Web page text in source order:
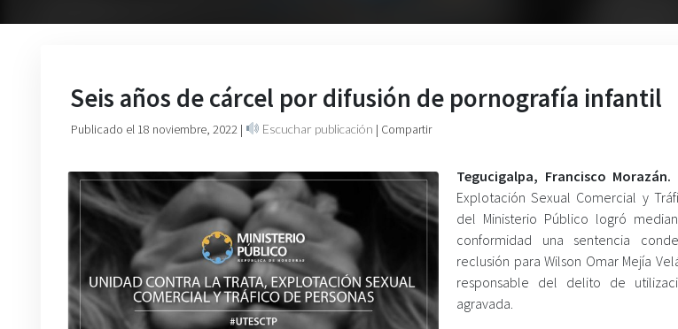
Seis años de cárcel por difusión de pornografía infantil
Publicado el 18 noviembre, 2022 | Escuchar publicación | Compartir
Tegucigalpa, Francisco Morazán.
Explotación Sexual Comercial y
del Ministerio Público logró
conformidad una sentencia
reclusión para Wilson Omar Mejía
responsable del delito de
agravada.